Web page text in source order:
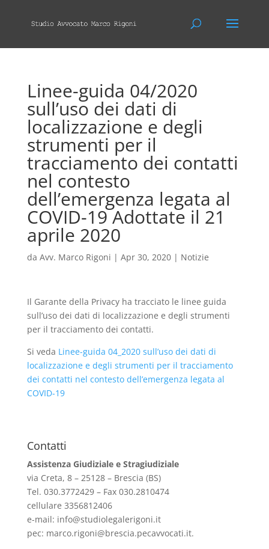
Linee-guida 04/2020
sull’uso dei dati di
localizzazione e degli
strumenti per il
tracciamento dei contatti
nel contesto
dell’emergenza legata al
COVID-19 Adottate il 21
aprile 2020
da Avv. Marco Rigoni | Apr 30, 2020| Notizie
Il Garante della Privacy ha tracciato le linee guida
sull’uso dei dati di localizzazione e degli strumenti
per il tracciamento dei contatti.
Si veda Linee-guida 04_2020 sull’uso dei dati di
localizzazione e degli strumenti per il tracciamento
dei contatti nel contesto dell’emergenza legata al
COVID-19
Contatti
Assistenza Giudiziale e Stragiudiziale
via Creta, 8 – 25128 – Brescia (BS)
Tel. 030.3772429 – Fax 030.2810474
cellulare 3356812406
e-mail: info@studiolegalerigoni.it
pec: marco.rigoni@brescia.pecavvocati.it.